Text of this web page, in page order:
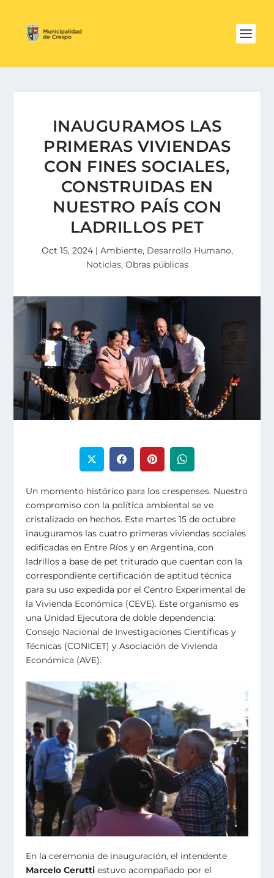
INAUGURAMOS LAS
PRIMERAS VIVIENDAS
CON FINES SOCIALES,
CONSTRUIDAS EN
NUESTRO PAÍS CON
LADRILLOS PET
Oct 15, 2024| Ambiente, Desarrollo Humano,
Noticias, Obras públicas
Un momento histórico para los crespenses. Nuestro
compromiso con la política ambiental se ve
cristalizado en hechos. Este martes 15 de octubre
inauguramos las cuatro primeras viviendas sociales
edificadas en Entre Ríos y en Argentina, con
ladrillos a base de pet triturado que cuentan con la
correspondiente certificación de aptitud técnica
para su uso expedida por el Centro Experimental de
la Vivienda Económica (CEVE). Este organismo es
una Unidad Ejecutora de doble dependencia:
Consejo Nacional de Investigaciones Científicas y
Técnicas (CONICET) y Asociación de Vivienda
Económica (AVE).
En la ceremonia de inauguración, el intendente
Marcelo Cerutti estuvo acompañado por el